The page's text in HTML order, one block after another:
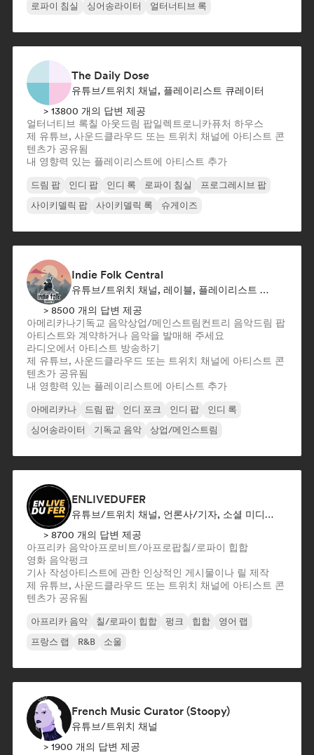
로파이 침실
싱어송라이터 얼터너티브 록
The Daily Dose
유튜브/트위치 채널, 플레이리스트 큐레이터
> 13800 개의 답변 제공
얼터너티브 록칠 아웃드림 팝일렉트로니카퓨처 하우스
제 유튜브, 사운드클라우드 또는 트위치 채널에 아티스트 콘
텐츠가 공유됨
내 영향력 있는 플레이리스트에 아티스트 추가
드림 팝 인디 팝 인디 록 로파이 침실
프로그레시브 팝
사이키델릭 팝
사이키델릭 록 슈게이즈
Indie Folk Central
유튜브/트위치 채널, 레이블, 플레이리스트 큐레이터, 라디오 방송국
> 8500 개의 답변 제공
아메리카나기독교 음악상업/메인스트림컨트리 음악드림 팝
아티스트와 계약하거나 음악을 발매해 주세요
라디오에서 아티스트 방송하기
제 유튜브, 사운드클라우드 또는 트위치 채널에 아티스트 콘
텐츠가 공유됨
내 영향력 있는 플레이리스트에 아티스트 추가
아메리카나 드림 팝 인디 포크 인디 팝
인디 록
싱어송라이터
기독교 음악 상업/메인스트림
ENLIVEDUFER
유튜브/트위치 채널, 언론사/기자, 소셜 미디어 인플루언서
> 8700 개의 답변 제공
아프리카 음악아프로비트/아프로팝칠/로파이 힙합
영화 음악펑크
기사 작성아티스트에 관한 인상적인 게시물이나 릴 제작
제 유튜브, 사운드클라우드 또는 트위치 채널에 아티스트 콘
텐츠가 공유됨
아프리카 음악 칠/로파이 힙합 펑크 힙합
영어 랩
프랑스 랩
R&B 소울
French Music Curator (Stoopy)
유튜브/트위치 채널
> 1900 개의 답변 제공